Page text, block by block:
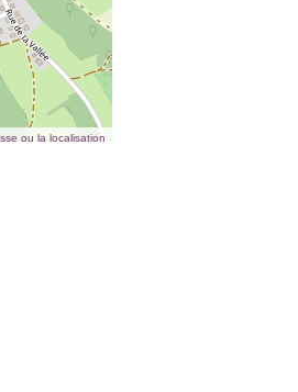
ou la localisation